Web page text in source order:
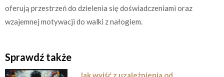
oferują przestrzeń do dzielenia się doświadczeniami oraz
wzajemnej motywacji do walki z nałogiem.
Sprawdź także
Jak wyjść z uzależnienia od